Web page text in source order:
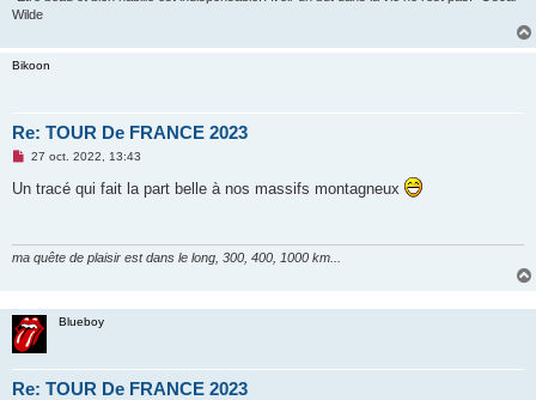
Wilde
Bikoon
Re: TOUR De FRANCE 2023
M
s
s
n
u
27 oct. 2022, 13:43
Un tracé qui fait la part belle à nos massifs montagneux
ma quête de plaisir est dans le long, 300, 400, 1000 km...
Blueboy
Re: TOUR De FRANCE 2023